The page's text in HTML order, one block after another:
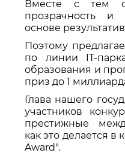
Вместе с тем
прозрачность и
основе
Поэтому
по линии IT-
образования и
приз до 1
Глава нашего
участников
престижные
как это делается в
Award".